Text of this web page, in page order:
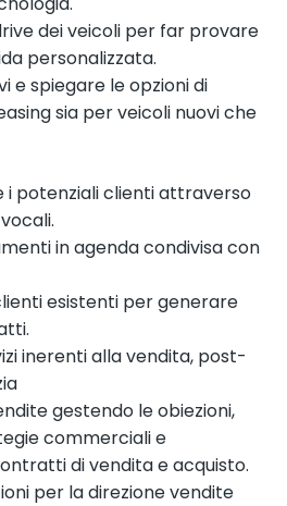
dei veicoli per far provare
personalizzata.
e spiegare le opzioni di
sia per veicoli nuovi che
i potenziali clienti attraverso
in agenda condivisa con
esistenti per generare
inerenti alla vendita, post-
gestendo le obiezioni,
commerciali e
di vendita e acquisto.
per la direzione vendite